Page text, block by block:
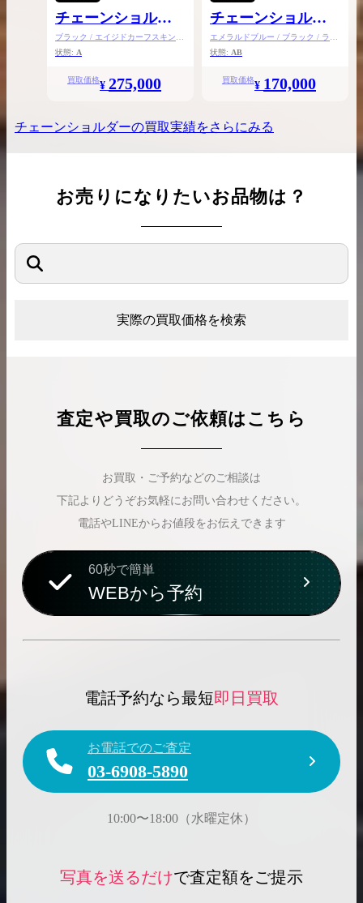
チェーンショルダ
ー
ブラック / エイジドカーフスキン /
ファー
状態: A
買取価格¥ 275,000
チェーンショルダ
ー
エメラルドブルー / ブラック / ラム
スキン
状態: AB
買取価格¥ 170,000
チェーンショルダーの買取実績をさらにみる
お売りになりたいお品物は？
実際の買取価格を検索
査定や買取のご依頼はこちら
お買取・ご予約などのご相談は
下記よりどうぞお気軽にお問い合わせください。
電話やLINEからお値段をお伝えできます
60秒で簡単
WEBから予約
電話予約なら最短即日買取
お電話でのご査定
03-6908-5890
10:00〜18:00（水曜定休）
写真を送るだけで査定額をご提示